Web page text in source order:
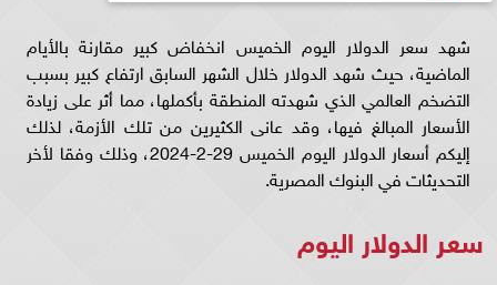
شهد سعر الدولار اليوم الخميس انخفاض كبير مقارنة بالأيام
الماضية، حيث شهد الدولار خلال الشهر السابق ارتفاع كبير بسبب
التضخم العالمي الذي شهدته المنطقة بأكملها، مما أثر على زيادة
الأسعار المبالغ فيها، وقد عانى الكثيرين من تلك الأزمة، لذلك
إليكم أسعار الدولار اليوم الخميس 29-2-2024، وذلك وفقا لأخر
التحديثات في البنوك المصرية.
سعر الدولار اليوم